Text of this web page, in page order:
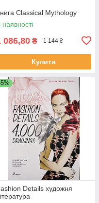
Classical Mythology
наявності
086,80 ₴ 1 144 ₴
Купити
Details художня